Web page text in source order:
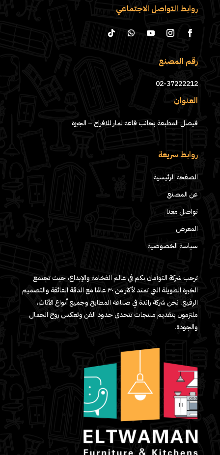
روابط التواصل الاجتماعي
رقم المصنع
02-37222212
العنوان
فيصل المطبعة بجانب قاعه لمار للافراح – الجيزة
روابط سريعة
الصفحة الرئيسية
عن المصنع
تواصل معنا
المعرض
سياسة الخصوصية
ترحب شركة التوأمان بكم في عالم الفخامة والإبداع، حيث تجتمع
الخبرة الطويلة التي تمتد لأكثر من ٣٠ عامًا مع الدقة الفائقة والتصميم
الرفيع. نحن شركة رائدة في صناعة المطابخ وجميع أنواع الأثاث،
ملتزمون بتقديم منتجات تتحدى حدود الفن وتعكس روح الجمال
والجودة.